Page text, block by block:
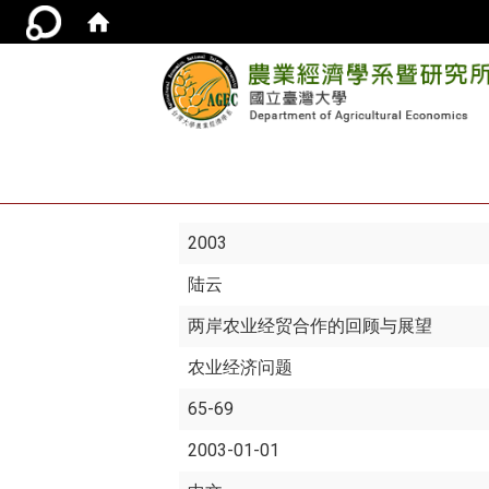
2003
陆云
两岸农业经贸合作的回顾与展望
农业经济问题
65-69
2003-01-01